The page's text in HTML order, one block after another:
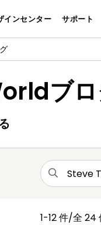
インセンター サポート
ブ
1-12 件/全 24